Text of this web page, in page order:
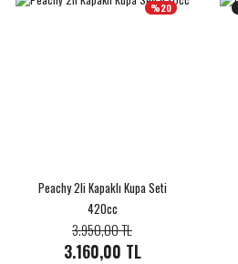
%20
Peachy 2li Kapaklı Kupa Seti
420cc
3.160,00 TL
3.950,00 TL